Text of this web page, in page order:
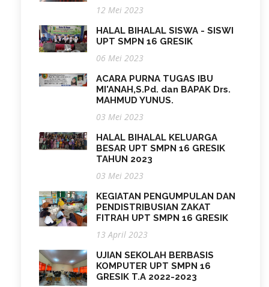
12 Mei 2023
HALAL BIHALAL SISWA - SISWI
UPT SMPN 16 GRESIK
06 Mei 2023
ACARA PURNA TUGAS IBU
MI'ANAH,S.Pd. dan BAPAK Drs.
MAHMUD YUNUS.
03 Mei 2023
HALAL BIHALAL KELUARGA
BESAR UPT SMPN 16 GRESIK
TAHUN 2023
03 Mei 2023
KEGIATAN PENGUMPULAN DAN
PENDISTRIBUSIAN ZAKAT
FITRAH UPT SMPN 16 GRESIK
13 April 2023
UJIAN SEKOLAH BERBASIS
KOMPUTER UPT SMPN 16
GRESIK T.A 2022-2023